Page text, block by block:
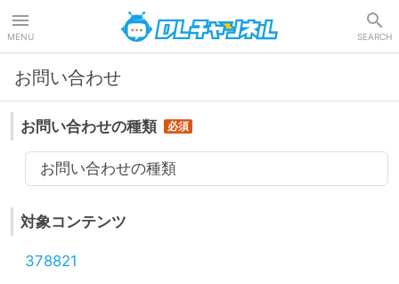
MENU SEARCH
お問い合わせ
お問い合わせの種類
お問い合わせの種類
対象コンテンツ
378821